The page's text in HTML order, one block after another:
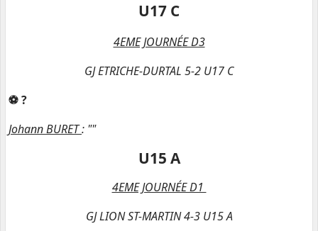
U17 C
4EME JOURNÉE D3
GJ ETRICHE-DURTAL 5-2 U17 C
⚽️ ?
Johann BURET: ""
U15 A
4EME JOURNÉE D1
GJ LION ST-MARTIN 4-3 U15 A